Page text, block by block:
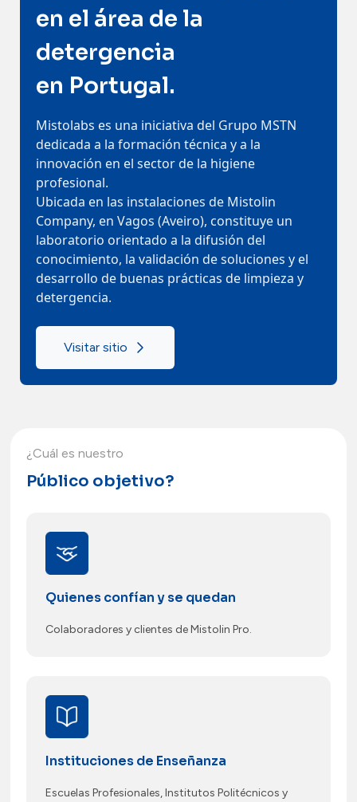
en el área de la
detergencia
en Portugal.
Mistolabs es una iniciativa del Grupo MSTN
dedicada a la formación técnica y a la
innovación en el sector de la higiene
profesional.
Ubicada en las instalaciones de Mistolin
Company, en Vagos (Aveiro), constituye un
laboratorio orientado a la difusión del
conocimiento, la validación de soluciones y el
desarrollo de buenas prácticas de limpieza y
detergencia.
Visitar sitio
¿Cuál es nuestro
Público objetivo?
Quienes confían y se quedan
Colaboradores y clientes de Mistolin Pro.
Instituciones de Enseñanza
Escuelas Profesionales, Institutos Politécnicos y